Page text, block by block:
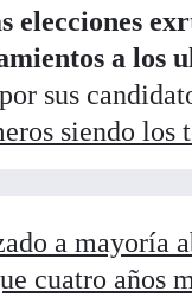
elecciones
a los
sus
siendo los
a mayoría
cuatro años